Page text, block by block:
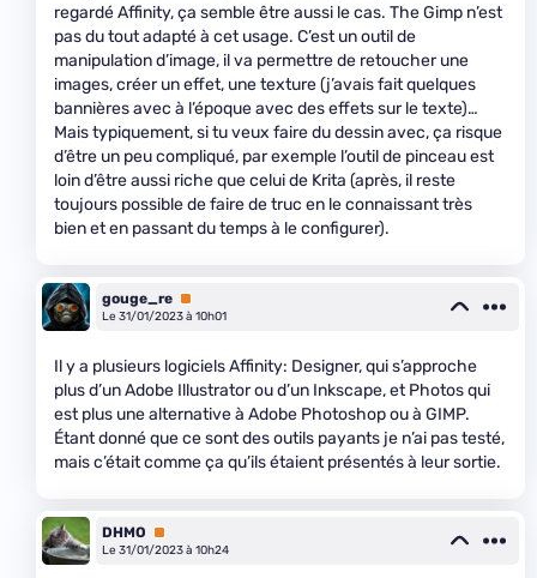
regardé Affinity, ça semble être aussi le cas. The Gimp n’est
pas du tout adapté à cet usage. C’est un outil de
manipulation d’image, il va permettre de retoucher une
images, créer un effet, une texture (j’avais fait quelques
bannières avec à l’époque avec des effets sur le texte)…
Mais typiquement, si tu veux faire du dessin avec, ça risque
d’être un peu compliqué, par exemple l’outil de pinceau est
loin d’être aussi riche que celui de Krita (après, il reste
toujours possible de faire de truc en le connaissant très
bien et en passant du temps à le configurer).
gouge_re Premium
Le 31/01/2023 à 10h01
Il y a plusieurs logiciels Affinity: Designer, qui s’approche
plus d’un Adobe Illustrator ou d’un Inkscape, et Photos qui
est plus une alternative à Adobe Photoshop ou à GIMP.
Étant donné que ce sont des outils payants je n’ai pas testé,
mais c’était comme ça qu’ils étaient présentés à leur sortie.
DHMO
Premium
Le 31/01/2023 à 10h24